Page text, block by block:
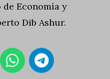
Economía y
Dib Ashur.